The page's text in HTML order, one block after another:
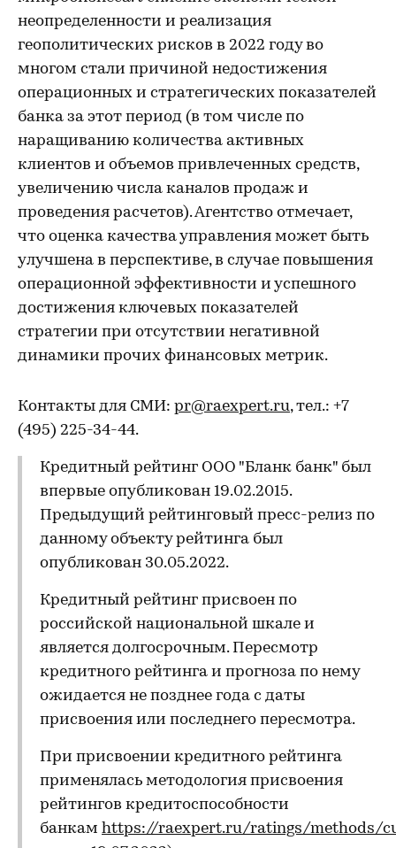
неопределенности и реализация
геополитических рисков в 2022 году во
многом стали причиной недостижения
операционных и стратегических показателей
банка за этот период (в том числе по
наращиванию количества активных
клиентов и объемов привлеченных средств,
увеличению числа каналов продаж и
проведения расчетов). Агентство отмечает,
что оценка качества управления может быть
улучшена в перспективе, в случае повышения
операционной эффективности и успешного
достижения ключевых показателей
стратегии при отсутствии негативной
динамики прочих финансовых метрик.
Контакты для СМИ: pr@raexpert.ru, тел.: +7
(495) 225-34-44.
Кредитный рейтинг ООО "Бланк банк" был
впервые опубликован 19.02.2015.
Предыдущий рейтинговый пресс-релиз по
данному объекту рейтинга был
опубликован 30.05.2022.
Кредитный рейтинг присвоен по
российской национальной шкале и
является долгосрочным. Пересмотр
кредитного рейтинга и прогноза по нему
ожидается не позднее года с даты
присвоения или последнего пересмотра.
При присвоении кредитного рейтинга
применялась методология присвоения
рейтингов кредитоспособности
банкам https://raexpert.ru/ratings/methods/